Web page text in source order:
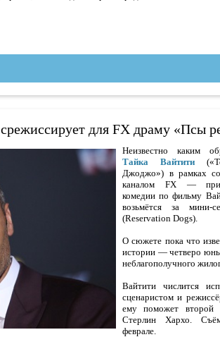
для FX драму «Псы
Неизвестно каким
Тайка Вайтити
Джоджо») в рамках
каналом FX —
комедии по фильму
возьмётся за мини-
(Reservation Dogs).
О сюжете пока что
истории — четверо
неблагополучного
Вайтити числится
сценаристом и
ему поможет второй
Стерлин Хархо.
феврале.